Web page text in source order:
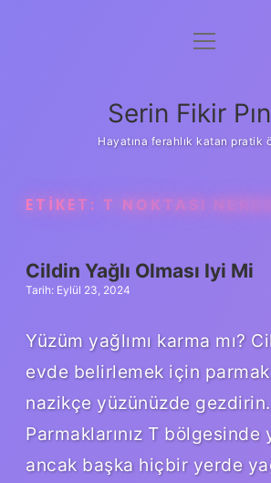
Gizlilik Politikası
Yasal Uyarı
menüyü
Serin Fikir
Hayatına ferahlık katan pratik
ETIKET: T NOKTASI
Cildin Yağlı Olması Iyi Mi
Tarih: Eylül 23, 2024
Yüzüm yağlımı karma mı?
evde belirlemek için parmak
nazikçe yüzünüzde gezdirin.
Parmaklarınız T bölgesinde
ancak başka hiçbir yerde